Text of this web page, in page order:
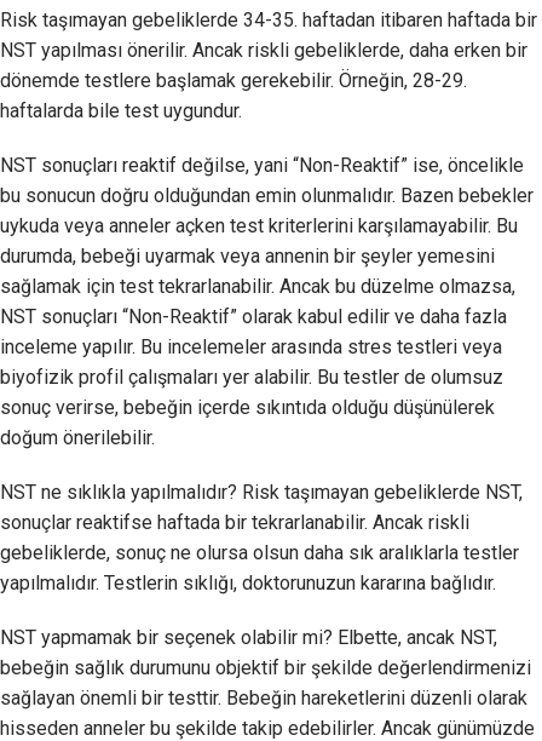
Risk taşımayan gebeliklerde 34-35. haftadan itibaren haftada bir
NST yapılması önerilir. Ancak riskli gebeliklerde, daha erken bir
dönemde testlere başlamak gerekebilir. Örneğin, 28-29.
haftalarda bile test uygundur.
NST sonuçları reaktif değilse, yani “Non-Reaktif” ise, öncelikle
bu sonucun doğru olduğundan emin olunmalıdır. Bazen bebekler
uykuda veya anneler açken test kriterlerini karşılamayabilir. Bu
durumda, bebeği uyarmak veya annenin bir şeyler yemesini
sağlamak için test tekrarlanabilir. Ancak bu düzelme olmazsa,
NST sonuçları “Non-Reaktif” olarak kabul edilir ve daha fazla
inceleme yapılır. Bu incelemeler arasında stres testleri veya
biyofizik profil çalışmaları yer alabilir. Bu testler de olumsuz
sonuç verirse, bebeğin içerde sıkıntıda olduğu düşünülerek
doğum önerilebilir.
NST ne sıklıkla yapılmalıdır? Risk taşımayan gebeliklerde NST,
sonuçlar reaktifse haftada bir tekrarlanabilir. Ancak riskli
gebeliklerde, sonuç ne olursa olsun daha sık aralıklarla testler
yapılmalıdır. Testlerin sıklığı, doktorunuzun kararına bağlıdır.
NST yapmamak bir seçenek olabilir mi? Elbette, ancak NST,
bebeğin sağlık durumunu objektif bir şekilde değerlendirmenizi
sağlayan önemli bir testtir. Bebeğin hareketlerini düzenli olarak
hisseden anneler bu şekilde takip edebilirler. Ancak günümüzde